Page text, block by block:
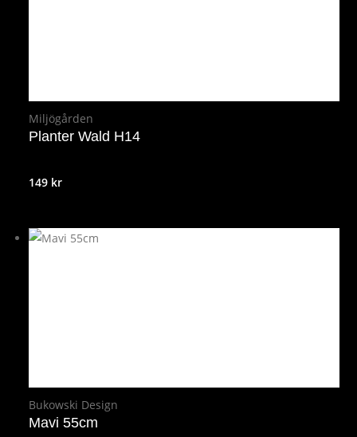
Miljögården
Planter Wald H14
149 kr
Bukowski Design
Mavi 55cm